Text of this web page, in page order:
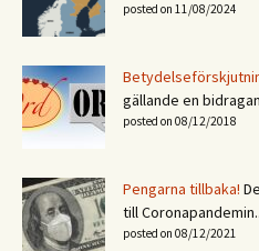
posted on 11/08/2024
gällande en
posted on 08/12/2018
Pengarna tillbaka!
till
posted on 08/12/2021